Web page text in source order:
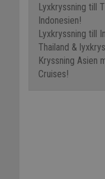
Lyxkryssning till
Indonesien!
Lyxkryssning till
Thailand &
Kryssning Asien
Cruises!